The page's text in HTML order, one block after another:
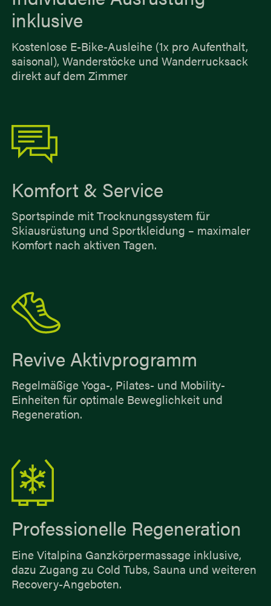
inklusive
Kostenlose E-Bike-Ausleihe (1x pro Aufenthalt,
saisonal), Wanderstöcke und Wanderrucksack
direkt auf dem Zimmer
Komfort & Service
Sportspinde mit Trocknungssystem für
Skiausrüstung und Sportkleidung – maximaler
Komfort nach aktiven Tagen.
Revive Aktivprogramm
Regelmäßige Yoga-, Pilates- und Mobility-
Einheiten für optimale Beweglichkeit und
Regeneration.
Professionelle Regeneration
Eine Vitalpina Ganzkörpermassage inklusive,
dazu Zugang zu Cold Tubs, Sauna und weiteren
Recovery-Angeboten.